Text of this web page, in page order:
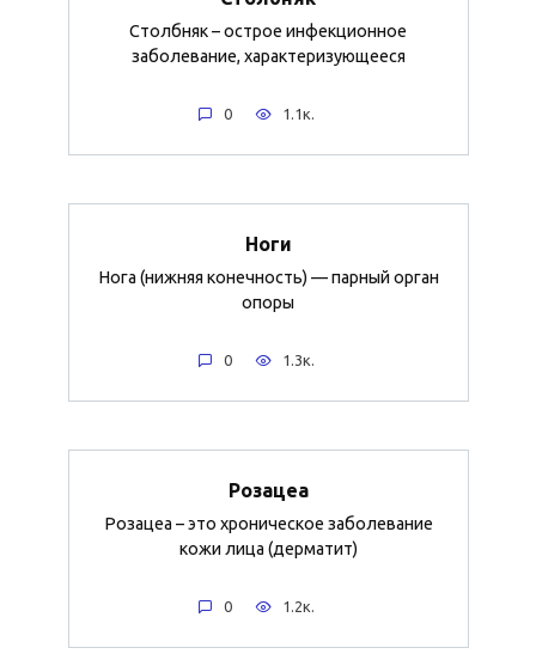
Столбняк – острое инфекционное
заболевание, характеризующееся
0 1.1к.
Ноги
Нога (нижняя конечность) — парный орган
опоры
0 1.3к.
Розацеа
Розацеа – это хроническое заболевание
кожи лица (дерматит)
0 1.2к.